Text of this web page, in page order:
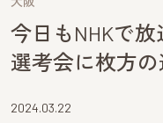
今日もNHKで
選考会に枚方
2024.03.22